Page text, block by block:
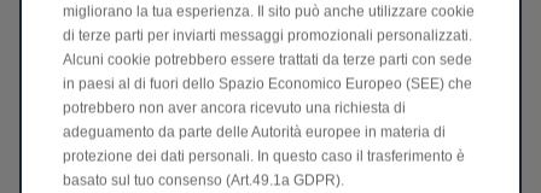
migliorano la tua esperienza. Il sito può anche utilizzare cookie
di terze parti per inviarti messaggi promozionali personalizzati.
Alcuni cookie potrebbero essere trattati da terze parti con sede
in paesi al di fuori dello Spazio Economico Europeo (SEE) che
potrebbero non aver ancora ricevuto una richiesta di
adeguamento da parte delle Autorità europee in materia di
protezione dei dati personali. In questo caso il trasferimento è
basato sul tuo consenso (Art.49.1a GDPR).